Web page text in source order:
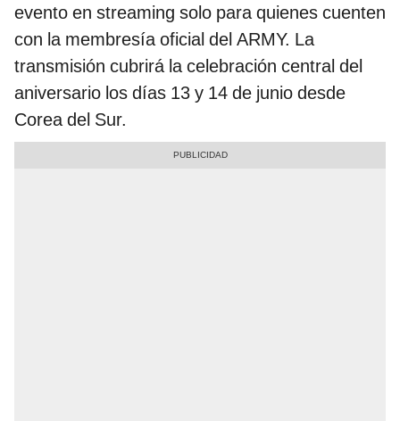
evento en streaming solo para quienes cuenten
con la membresía oficial del ARMY. La
transmisión cubrirá la celebración central del
aniversario los días 13 y 14 de junio desde
Corea del Sur.